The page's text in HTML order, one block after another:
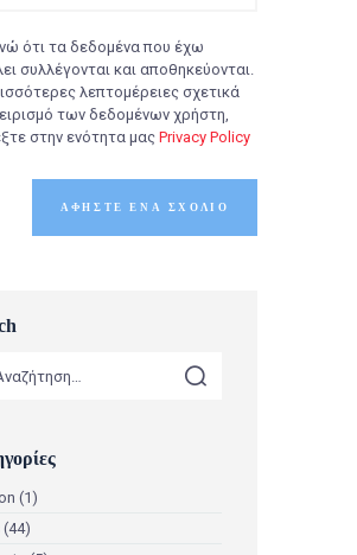
ότι τα δεδομένα που έχω
συλλέγονται και αποθηκεύονται.
λεπτομέρειες σχετικά
των δεδομένων χρήστη,
στην ενότητα μαςPrivacy Policy
(1)
(44)